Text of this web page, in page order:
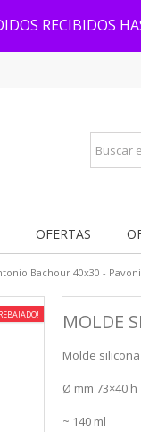
RECIBIDOS
OFERTAS
Bachour 40x30 - Pavoni
MOLDE
Molde
Ø mm 73×40 h
~ 140 ml